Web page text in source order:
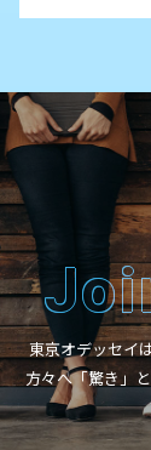
東京オデッセイ
方々へ「驚き」